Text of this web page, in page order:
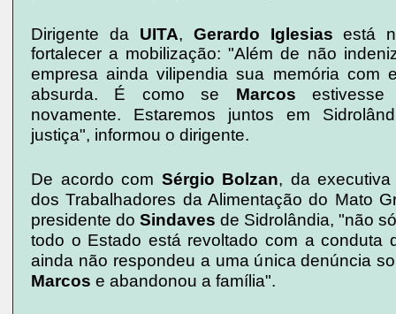
Dirigente da UITA, Gerardo Iglesias está
fortalecer a mobilização:"Além de não
empresa ainda vilipendia sua memória com
absurda. É como se Marcos estivesse
novamente. Estaremos juntos em
justiça", informou o dirigente.
De acordo com Sérgio Bolzan, da
dos Trabalhadores da Alimentação do Mato
presidente do Sindaves de Sidrolândia, "não
todo o Estado está revoltado com a conduta
ainda não respondeu a uma única denúncia
Marcos e abandonou a família".